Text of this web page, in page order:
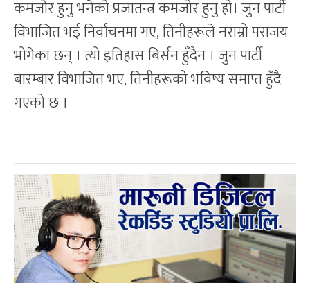
कमजोर हुनु भनेको प्रजातन्त्र कमजोर हुनु हो। जुन पार्टी
विभाजित भई निर्वाचनमा गए, तिनीहरूले नराम्रो पराजय
भोगेका छन् । त्यो इतिहास बिर्सन हुँदैन । जुन पार्टी
बारम्बार विभाजित भए, तिनीहरूको भविष्य समाप्त हुँदै
गएको छ ।